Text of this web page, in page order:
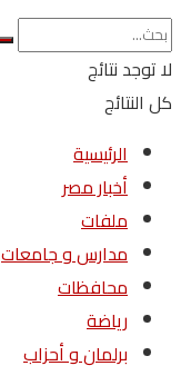
لا توجد نتائج
كل النتائج
الرئيسية
أخبار مصر
ملفات
مدارس و جامعات
محافظات
رياضة
برلمان و أحزاب